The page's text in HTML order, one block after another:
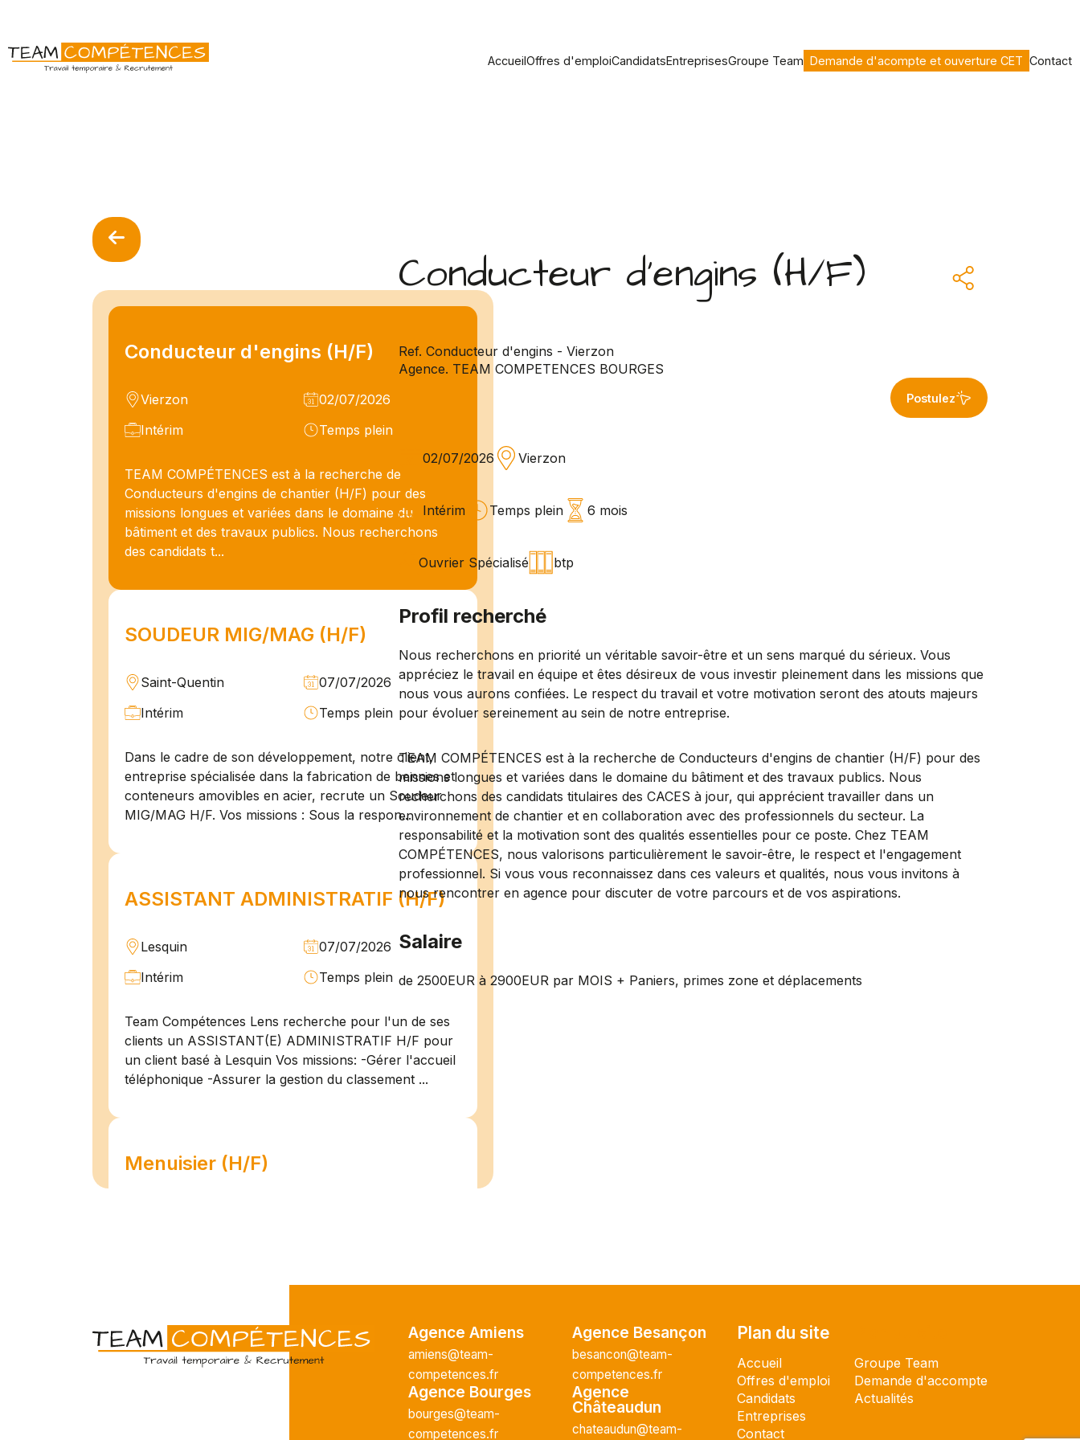
AccueilOffres d'emploiCandidatsEntreprisesGroupe Team Demande d'acompte et ouverture CET Contact
Conducteur d'engins (H/F)
Vierzon
02/07/2026
Intérim
Temps plein
TEAM COMPÉTENCES est à la recherche de
Conducteurs d'engins de chantier (H/F) pour des
missions longues et variées dans le domaine du
bâtiment et des travaux publics. Nous recherchons
des candidats t...
SOUDEUR MIG/MAG (H/F)
Saint-Quentin
07/07/2026
Intérim
Temps plein
Dans le cadre de son développement, notre client,
entreprise spécialisée dans la fabrication de bennes et
conteneurs amovibles en acier, recrute un Soudeur
MIG/MAG H/F. Vos missions : Sous la respon...
ASSISTANT ADMINISTRATIF (H/F)
Lesquin
07/07/2026
Intérim
Temps plein
Team Compétences Lens recherche pour l'un de ses
clients un ASSISTANT(E) ADMINISTRATIF H/F pour
un client basé à Lesquin Vos missions: -Gérer l'accueil
téléphonique -Assurer la gestion du classement ...
Menuisier (H/F)
L'agence Team Compétences Amiens recrute pour
vue d'une mission longue en intérim. Vous intégrerez
une équipe déjà en place dans une structure majeur...
Technicien de maintenance H/F
Conducteur d'engins (H/F)
Ref. Conducteur d'engins - Vierzon
Agence. TEAM COMPETENCES BOURGES
Postulez
02/07/2026 Vierzon
Intérim Temps plein 6 mois
Ouvrier Spécialisé btp
Profil recherché
Nous recherchons en priorité un véritable savoir-être et un sens marqué du sérieux. Vous
appréciez le travail en équipe et êtes désireux de vous investir pleinement dans les missions que
nous vous aurons confiées. Le respect du travail et votre motivation seront des atouts majeurs
pour évoluer sereinement au sein de notre entreprise.
TEAM COMPÉTENCES est à la recherche de Conducteurs d'engins de chantier (H/F) pour des
missions longues et variées dans le domaine du bâtiment et des travaux publics. Nous
recherchons des candidats titulaires des CACES à jour, qui apprécient travailler dans un
environnement de chantier et en collaboration avec des professionnels du secteur. La
responsabilité et la motivation sont des qualités essentielles pour ce poste. Chez TEAM
COMPÉTENCES, nous valorisons particulièrement le savoir-être, le respect et l'engagement
professionnel. Si vous vous reconnaissez dans ces valeurs et qualités, nous vous invitons à
nous rencontrer en agence pour discuter de votre parcours et de vos aspirations.
Salaire
de 2500EUR à 2900EUR par MOIS + Paniers, primes zone et déplacements
Agence Amiens
amiens@team-
competences.fr
Agence Bourges
bourges@team-
competences.fr
Agence Besançon
besancon@team-
competences.fr
Agence
Châteaudun
chateaudun@team-
Plan du site
Accueil
Offres d'emploi
Candidats
Entreprises
Contact
Groupe Team
Demande d'accompte
Actualités